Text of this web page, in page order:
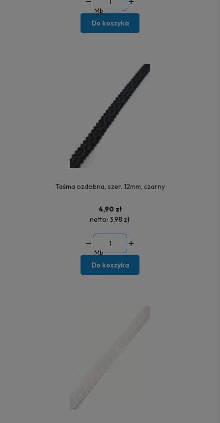
Mb
Do koszyka
Taśma ozdobna, szer. 12mm, czarny
4,90 zł
netto: 3,98 zł
Mb
Do koszyka